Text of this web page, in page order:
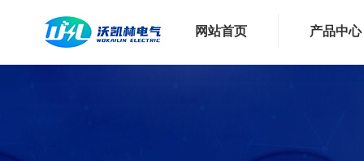
网站首页 产品中心